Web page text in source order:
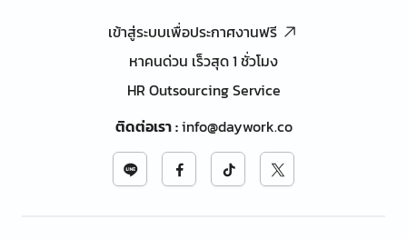
เข้าสู่ระบบเพื่อประกาศงานฟรี
หาคนด่วน เร็วสุด 1 ชั่วโมง
HR Outsourcing Service
ติดต่อเรา:info@daywork.co